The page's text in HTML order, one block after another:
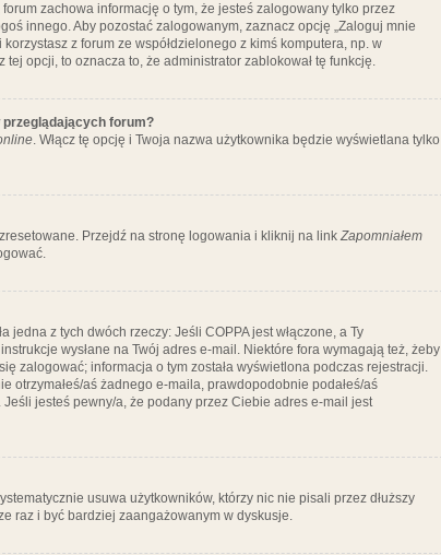
zachowa informację o tym, że jesteś zalogowany tylko przez
innego. Aby pozostać zalogowanym, zaznacz opcję „Zaloguj mnie
z forum ze współdzielonego z kimś komputera, np. w
opcji, to oznacza to, że administrator zablokował tę funkcję.
forum?
. Włącz tę opcję i Twoja nazwa użytkownika będzie wyświetlana tylko
Przejdź na stronę logowania i kliknij na link Zapomniałem
jedna z tych dwóch rzeczy: Jeśli COPPA jest włączone, a Ty
wysłane na Twój adres e-mail. Niektóre fora wymagają też, żeby
zalogować; informacja o tym została wyświetlona podczas rejestracji.
otrzymałeś/aś żadnego e-maila, prawdopodobnie podałeś/aś
jesteś pewny/a, że podany przez Ciebie adres e-mail jest
usuwa użytkowników, którzy nic nie pisali przez dłuższy
raz i być bardziej zaangażowanym w dyskusje.